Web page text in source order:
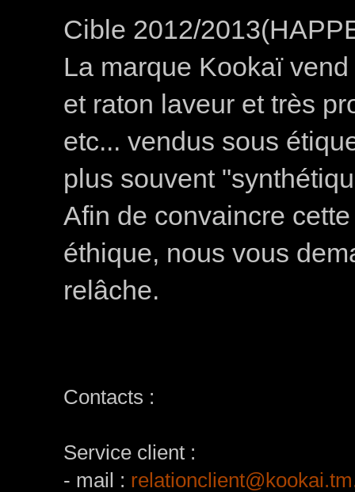
Cible 2012/
La marque Kookaï
et raton laveur et très
etc... vendus sous
plus souvent
Afin de convaincre
éthique, nous vous
relâche.
Contacts :
Service client :
- mail :